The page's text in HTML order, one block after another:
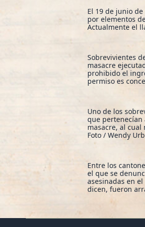
El 19 de junio
por elementos
Actualmente el
Sobrevivientes
masacre
prohibido el
permiso es
Uno de los
que pertenecían
masacre, al
Foto / Wendy
Entre los
el que se
asesinadas en
dicen, fueron